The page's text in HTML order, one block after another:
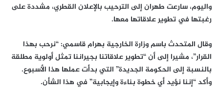
واليوم، سارعت طهران إلى الترحيب بالإعلان القطري، مشددة على
رغبتها في تطوير علاقاتها معها.
وقال المتحدث باسم وزارة الخارجية بهرام قاسمي: “نرحب بهذا
القرار”، مشيرا إلى أن “تطوير علاقاتنا بجيراننا تمثل أولوية مطلقة
بالنسبة إلى الحكومة الجديدة” التي بدأت عملها هذا الأسبوع.
وأكد “إننا نؤيد أي خطوة بناءة وإيجابية” في هذا الشأن.